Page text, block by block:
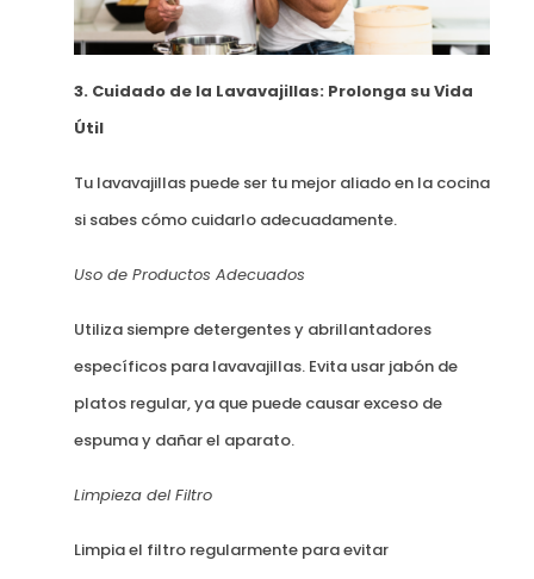
3. Cuidado de la Lavavajillas: Prolonga su Vida
Útil
Tu lavavajillas puede ser tu mejor aliado en la cocina
si sabes cómo cuidarlo adecuadamente.
Uso de Productos Adecuados
Utiliza siempre detergentes y abrillantadores
específicos para lavavajillas. Evita usar jabón de
platos regular, ya que puede causar exceso de
espuma y dañar el aparato.
Limpieza del Filtro
Limpia el filtro regularmente para evitar